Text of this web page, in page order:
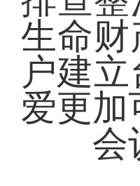
生命财
户建
爱更加
会议